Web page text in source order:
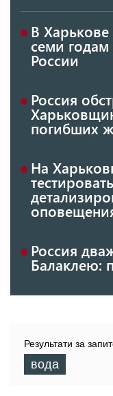
В
семи годам
России
Россия
погибших
На
Россия
Балаклею:
Результати за
вода